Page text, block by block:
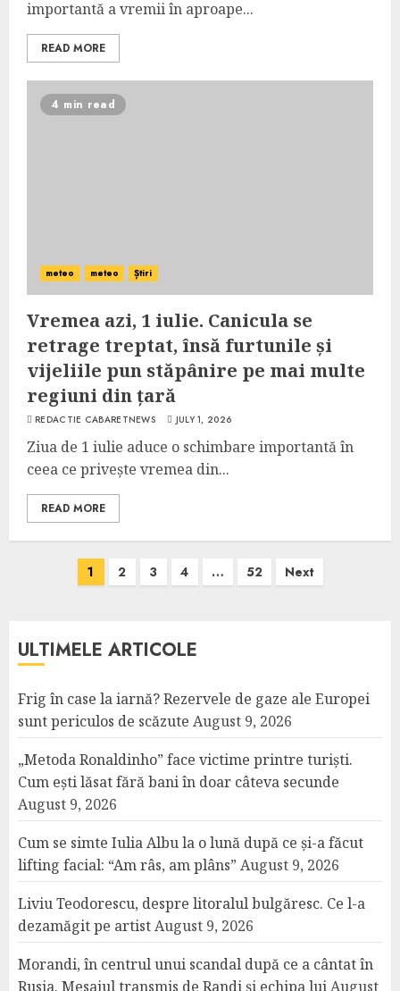
importantă a vremii în aproape...
READ MORE
4 min read
meteo meteo Știri
Vremea azi, 1 iulie. Canicula se
retrage treptat, însă furtunile și
vijeliile pun stăpânire pe mai multe
regiuni din țară
REDACTIE CABARETNEWS JULY 1, 2026
Ziua de 1 iulie aduce o schimbare importantă în
ceea ce privește vremea din...
READ MORE
1 2 3 4 … 52 Next
ULTIMELE ARTICOLE
Frig în case la iarnă? Rezervele de gaze ale Europei
sunt periculos de scăzute August 9, 2026
„Metoda Ronaldinho” face victime printre turiști.
Cum ești lăsat fără bani în doar câteva secunde
August 9, 2026
Cum se simte Iulia Albu la o lună după ce și-a făcut
lifting facial: “Am râs, am plâns” August 9, 2026
Liviu Teodorescu, despre litoralul bulgăresc. Ce l-a
dezamăgit pe artistAugust 9, 2026
Morandi, în centrul unui scandal după ce a cântat în
Rusia. Mesajul transmis de Randi și echipa luiAugust